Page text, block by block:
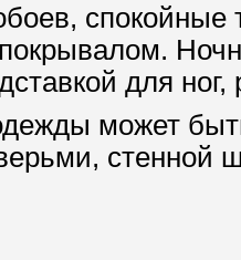
спокойные
для
может
стенной